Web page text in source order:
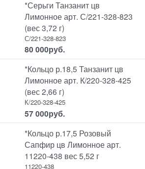
*Серьги Танзанит цв
Лимонное арт. С/221-328-823
(вес 3,72 г)
С/221-328-823
80 000руб.
*Кольцо р.18,5 Танзанит цв
Лимонное арт. К/220-328-425
(вес 2,66 г)
К/220-328-425
57 000руб.
*Кольцо р.17,5 Розовый
Сапфир цв Лимонное арт.
11220-438 вес 5,52 г
11220-438